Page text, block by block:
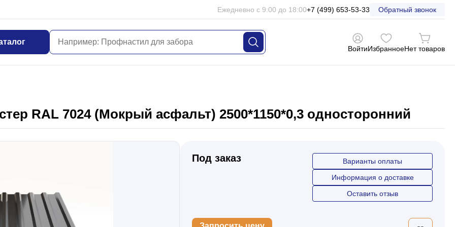
Ежедневно с 9:00 до 18:00+7 (499) 653-53-33 Обратный звонок
ВойтиИзбранноеНет товаров
RAL 7024 (Мокрый асфальт) 2500*1150*0,3 односторонний
Под заказ
Варианты оплаты
Информация о доставке
Оставить отзыв